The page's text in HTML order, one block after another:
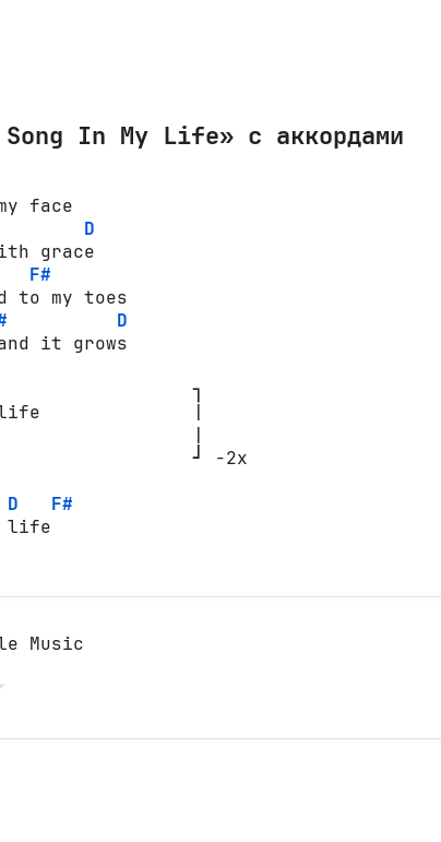
In My Life» с аккордами
face
D
grace
F#
to my toes
D
it grows
┐
life              |
|
┘ -2x
D
F#
life
Music